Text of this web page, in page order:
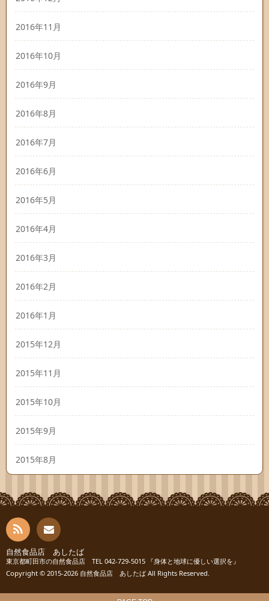
2016年11月
2016年10月
2016年9月
2016年8月
2016年7月
2016年6月
2016年5月
2016年4月
2016年3月
2016年2月
2016年1月
2015年12月
2015年11月
2015年10月
2015年9月
2015年8月
RSS
お問
い合
自然食品店 あしたば
東京都町田市の自然食品店 TEL 042-729-5015 『身体と地球に優しい選択を』
Copyright © 2015-2026 自然食品店 あしたば All Rights Reserved.